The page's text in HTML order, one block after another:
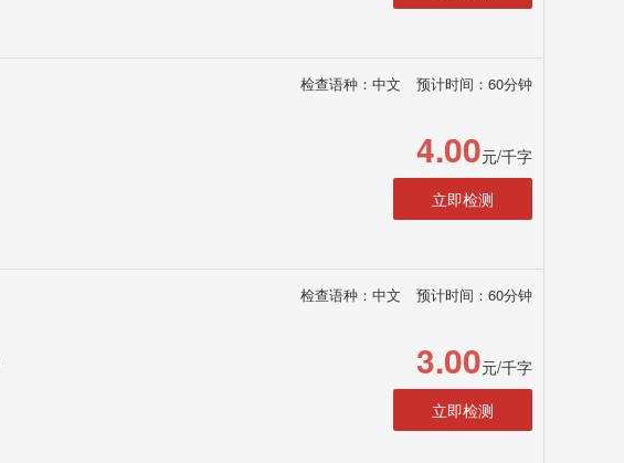
检查语种：中文 预计时间：60分钟
4.00元/千字
立即检测
检查语种：中文 预计时间：60分钟
3.00元/千字
立即检测